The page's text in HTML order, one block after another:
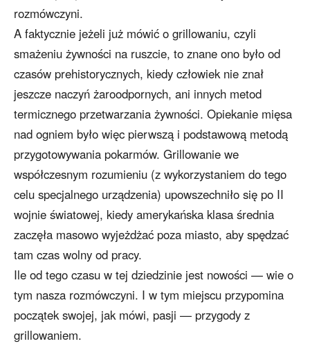
rozmówczyni.
A faktycznie jeżeli już mówić o grillowaniu, czyli
smażeniu żywności na ruszcie, to znane ono było od
czasów prehistorycznych, kiedy człowiek nie znał
jeszcze naczyń żaroodpornych, ani innych metod
termicznego przetwarzania żywności. Opiekanie mięsa
nad ogniem było więc pierwszą i podstawową metodą
przygotowywania pokarmów. Grillowanie we
współczesnym rozumieniu (z wykorzystaniem do tego
celu specjalnego urządzenia) upowszechniło się po II
wojnie światowej, kiedy amerykańska klasa średnia
zaczęła masowo wyjeżdżać poza miasto, aby spędzać
tam czas wolny od pracy.
Ile od tego czasu w tej dziedzinie jest nowości — wie o
tym nasza rozmówczyni. I w tym miejscu przypomina
początek swojej, jak mówi, pasji — przygody z
grillowaniem.